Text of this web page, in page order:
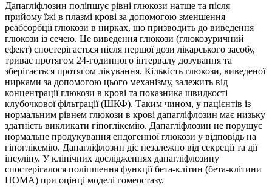
Дапагліфлозин поліпшує рівні глюкози натще та після
прийому їжі в плазмі крові за допомогою зменшення
реабсорбції глюкози в нирках, що призводить до виведення
глюкози із сечею. Це виведення глюкози (глюкозуричний
ефект) спостерігається після першої дози лікарського засобу,
триває протягом 24-годинного інтервалу дозування та
зберігається протягом лікування. Кількість глюкози, виведеної
нирками за допомогою цього механізму, залежить від
концентрації глюкози в крові та показника швидкості
клубочкової фільтрації (ШКФ). Таким чином, у пацієнтів із
нормальним рівнем глюкози в крові дапагліфлозин має низьку
здатність викликати гіпоглікемію. Дапагліфлозин не порушує
нормальне продукування ендогенної глюкози у відповідь на
гіпоглікемію. Дапагліфлозин діє незалежно від секреції та дії
інсуліну. У клінічних дослідженнях дапагліфлозину
спостерігалося поліпшення функції бета-клітин (бета-клітини
НОМА) при оцінці моделі гомеостазу.